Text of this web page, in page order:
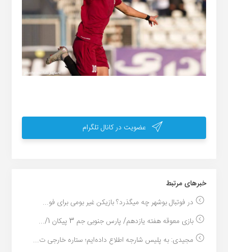
عضویت در کانال تلگرام
خبر‌های مرتبط
در فوتبال بوشهر چه میگذرد؟ بازیکن غیر بومی برای فو...
بازی معوقه هفته یازدهم/ پارس جنوبی جم 3 پیکان 1/...
مجیدی: به پلیس شارجه اطلاع داده‌ایم؛ ستاره خارجی ت...